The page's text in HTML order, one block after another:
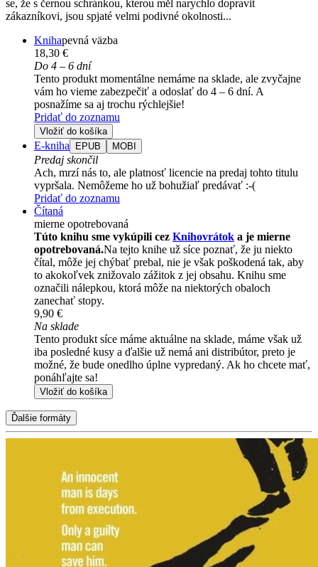
se, že s černou schránkou, kterou měl narychlo dopravit
zákazníkovi, jsou spjaté velmi podivné okolnosti...
Knihapevná väzba
18,30 €
Do 4 – 6 dní
Tento produkt momentálne nemáme na sklade, ale zvyčajne
vám ho vieme zabezpečiť a odoslať do 4 – 6 dní. A
posnažíme sa aj trochu rýchlejšie!
Pridať do zoznamu
Vložiť do košíka
E-kniha EPUB MOBI
Predaj skončil
Ach, mrzí nás to, ale platnosť licencie na predaj tohto titulu
vypršala. Nemôžeme ho už bohužiaľ predávať :-(
Pridať do zoznamu
Čítaná
mierne opotrebovaná
Túto knihu sme vykúpili cez Knihovrátok a je mierne
opotrebovaná.Na tejto knihe už síce poznať, že ju niekto
čítal, môže jej chýbať prebal, nie je však poškodená tak, aby
to akokoľvek znižovalo zážitok z jej obsahu. Knihu sme
označili nálepkou, ktorá môže na niektorých obaloch
zanechať stopy.
9,90 €
Na sklade
Tento produkt síce máme aktuálne na sklade, máme však už
iba posledné kusy a ďalšie už nemá ani distribútor, preto je
možné, že bude onedlho úplne vypredaný. Ak ho chcete mať,
ponáhľajte sa!
Vložiť do košíka
Ďalšie formáty